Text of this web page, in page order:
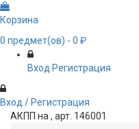
Корзина
0 предмет(ов) - 0 ₽
Вход Регистрация
Вход / Регистрация
АКПП на , арт. 146001